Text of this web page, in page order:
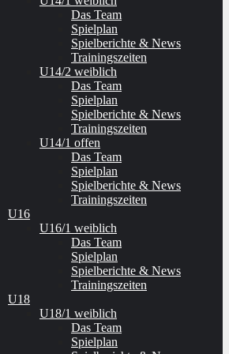
Das Team
Spielplan
Spielberichte & News
Trainingszeiten
U14/2 weiblich
Das Team
Spielplan
Spielberichte & News
Trainingszeiten
U14/1 offen
Das Team
Spielplan
Spielberichte & News
Trainingszeiten
U16
U16/1 weiblich
Das Team
Spielplan
Spielberichte & News
Trainingszeiten
U18
U18/1 weiblich
Das Team
Spielplan